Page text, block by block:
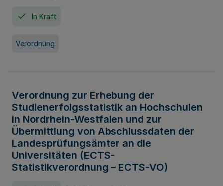
In Kraft
Verordnung
Verordnung zur Erhebung der
Studienerfolgsstatistik an Hochschulen
in Nordrhein-Westfalen und zur
Übermittlung von Abschlussdaten der
Landesprüfungsämter an die
Universitäten (ECTS-
Statistikverordnung – ECTS-VO)